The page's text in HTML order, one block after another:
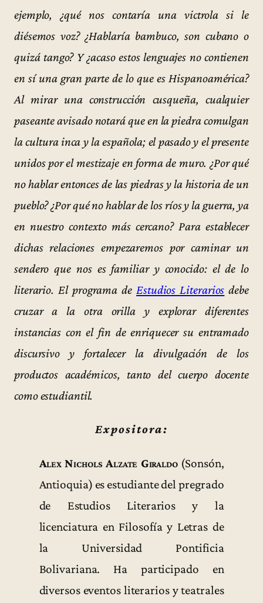
ejemplo, ¿qué nos contaría una victrola si le
diésemos voz? ¿Hablaría bambuco, son cubano o
quizá tango? Y ¿acaso estos lenguajes no contienen
en sí una gran parte de lo que es Hispanoamérica?
Al mirar una construcción cusqueña, cualquier
paseante avisado notará que en la piedra comulgan
la cultura inca y la española; el pasado y el presente
unidos por el mestizaje en forma de muro. ¿Por qué
no hablar entonces de las piedras y la historia de un
pueblo? ¿Por qué no hablar de los ríos y la guerra, ya
en nuestro contexto más cercano? Para establecer
dichas relaciones empezaremos por caminar un
sendero que nos es familiar y conocido: el de lo
literario. El programa deEstudios Literarios debe
cruzar a la otra orilla y explorar diferentes
instancias con el fin de enriquecer su entramado
discursivo y fortalecer la divulgación de los
productos académicos, tanto del cuerpo docente
como estudiantil.
Expositora:
Alex Nichols Alzate Giraldo(Sonsón,
Antioquia) es estudiante del pregrado
de Estudios Literarios y la
licenciatura en Filosofía y Letras de
la Universidad Pontificia
Bolivariana. Ha participado en
diversos eventos literarios y teatrales